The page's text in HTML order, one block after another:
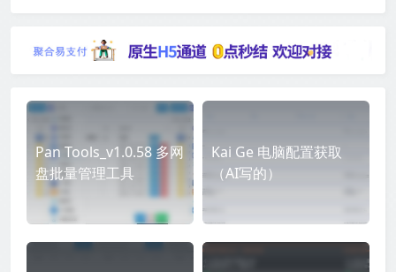
Pan Tools_v1.0.58 多网
盘批量管理工具
Kai Ge 电脑配置获取
（AI写的）